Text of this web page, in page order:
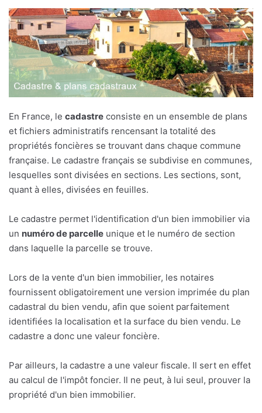
En France, le cadastre consiste en un ensemble de plans
et fichiers administratifs rencensant la totalité des
propriétés foncières se trouvant dans chaque commune
française. Le cadastre français se subdivise en communes,
lesquelles sont divisées en sections. Les sections, sont,
quant à elles, divisées en feuilles.
Le cadastre permet l'identification d'un bien immobilier via
un numéro de parcelle unique et le numéro de section
dans laquelle la parcelle se trouve.
Lors de la vente d'un bien immobilier, les notaires
fournissent obligatoirement une version imprimée du plan
cadastral du bien vendu, afin que soient parfaitement
identifiées la localisation et la surface du bien vendu. Le
cadastre a donc une valeur foncière.
Par ailleurs, la cadastre a une valeur fiscale. Il sert en effet
au calcul de l'impôt foncier. Il ne peut, à lui seul, prouver la
propriété d'un bien immobilier.